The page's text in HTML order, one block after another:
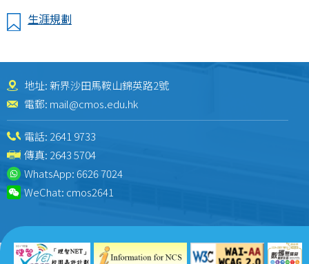
生涯規劃
地址: 新界沙田馬鞍山錦英路2號
電郵: mail@cmos.edu.hk
電話: 2641 9733
傳真: 2643 5704
WhatsApp:6626 7024
WeChat: cmos2641